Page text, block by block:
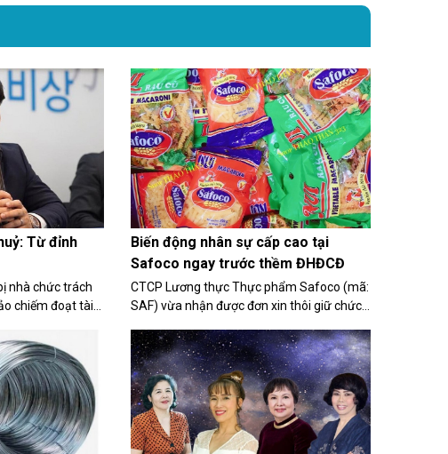
Từ đỉnh
nhà chức trách
chiếm đoạt tài
bị bắt tạm
Biến động nhân sự cấp cao tại
Safoco ngay trước thềm ĐHĐCĐ
CTCP Lương thực Thực phẩm Safoco (mã:
SAF) vừa nhận được đơn xin thôi giữ chức
HĐQT của ông Nguyễn Quang Hiển. Cùng
với đó, một thành viên HĐQT khác là ông
Nguyễn Tri Nghĩa cũng có đơn từ nhiệm vị
trí này.